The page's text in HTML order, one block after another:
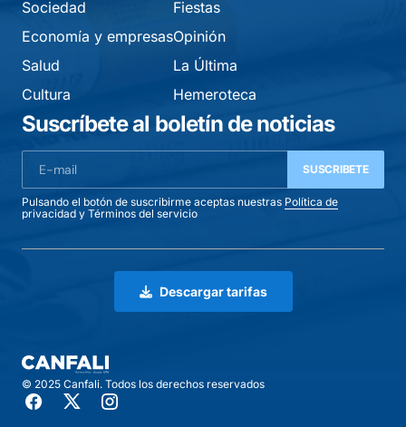
Sociedad
Economía y empresas
Salud
Cultura
Fiestas
Opinión
La Última
Hemeroteca
Suscríbete al boletín de noticias
SUSCRIBETE
Pulsando el botón de suscribirme aceptas nuestras Política de
privacidad y Términos del servicio
Descargar tarifas
© 2025 Canfali. Todos los derechos reservados